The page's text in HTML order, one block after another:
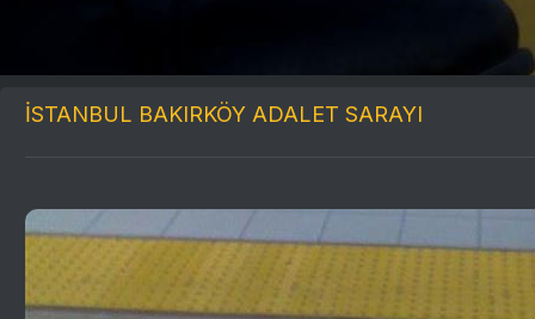
İSTANBUL BAKIRKÖY ADALET SARAYI